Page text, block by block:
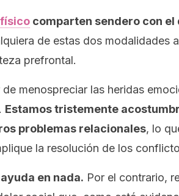
comparten sendero con el
de estas dos modalidades
prefrontal.
menospreciar las heridas
Estamos tristemente
problemas relacionales, lo
la resolución de los
en nada. Por el contrario,